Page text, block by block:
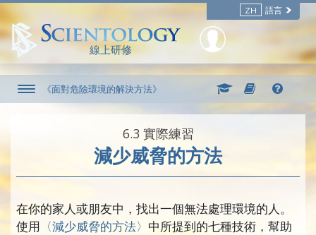
ZH 語言
線上研修
《面對危險環境的解決方法》
6.‎3 實際練習
減少威脅的方法
在你的家人或朋友中，找出一個無法處理環境的人。
使用 〈減少威脅的方法〉 中所提到的七種技術，幫助